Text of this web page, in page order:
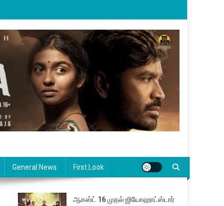
General News First Look
ஆகஸ்ட் 16 முதல் ஜியோஹாட்ஸ்டார்